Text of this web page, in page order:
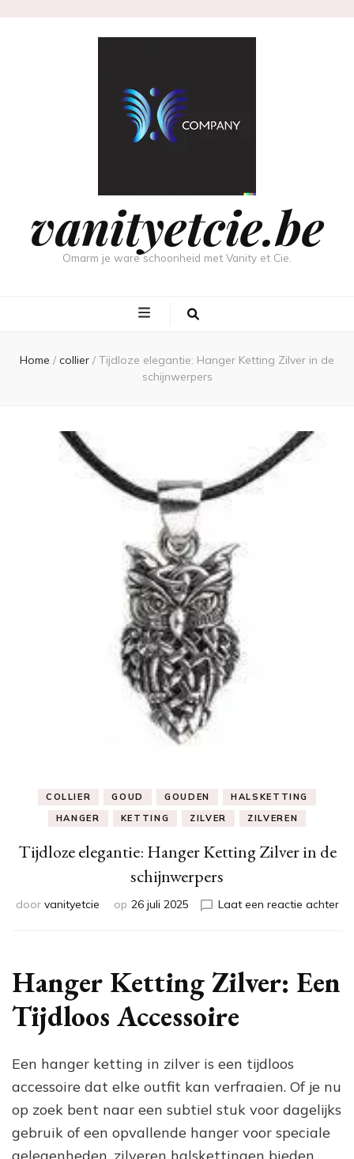
vanityetcie.be
Omarm je ware schoonheid met Vanity et Cie.
Home / collier / Tijdloze elegantie: Hanger Ketting Zilver in de
schijnwerpers
COLLIER GOUD GOUDEN
HALSKETTING
HANGER
KETTING ZILVER ZILVEREN
Tijdloze elegantie: Hanger Ketting Zilver in de
schijnwerpers
door vanityetcie op 26 juli 2025 Laat een reactie achterop
Hanger Ketting Zilver: Een
Tijdloos Accessoire
Een hanger ketting in zilver is een tijdloos
accessoire dat elke outfit kan verfraaien. Of je nu
op zoek bent naar een subtiel stuk voor dagelijks
gebruik of een opvallende hanger voor speciale